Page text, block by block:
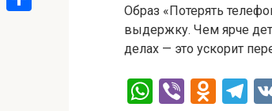
Образ «Потерять
выдержку. Чем ярче
делах — это ускорит
W Vi O
T